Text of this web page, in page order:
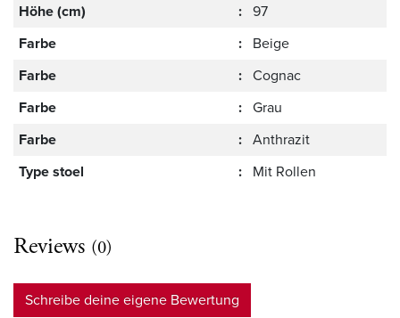
Höhe (cm)
: 97
Farbe
: Beige
Farbe
: Cognac
Farbe
: Grau
Farbe
: Anthrazit
Type stoel
: Mit Rollen
Reviews (0)
Schreibe deine eigene Bewertung